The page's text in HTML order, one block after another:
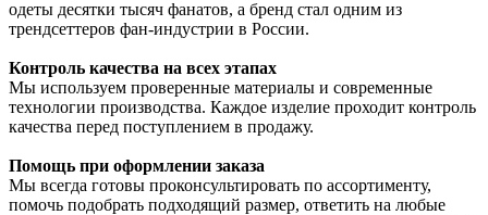
одеты десятки тысяч фанатов, а бренд стал одним из
трендсеттеров фан-индустрии в России.
Контроль качества на всех этапах
Мы используем проверенные материалы и современные
технологии производства. Каждое изделие проходит контроль
качества перед поступлением в продажу.
Помощь при оформлении заказа
Мы всегда готовы проконсультировать по ассортименту,
помочь подобрать подходящий размер, ответить на любые